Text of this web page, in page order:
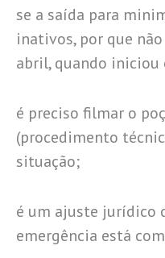
se a saída para
inativos, por que
abril, quando iniciou
é preciso filmar o
(procedimento
situação;
é um ajuste jurídico
emergência está